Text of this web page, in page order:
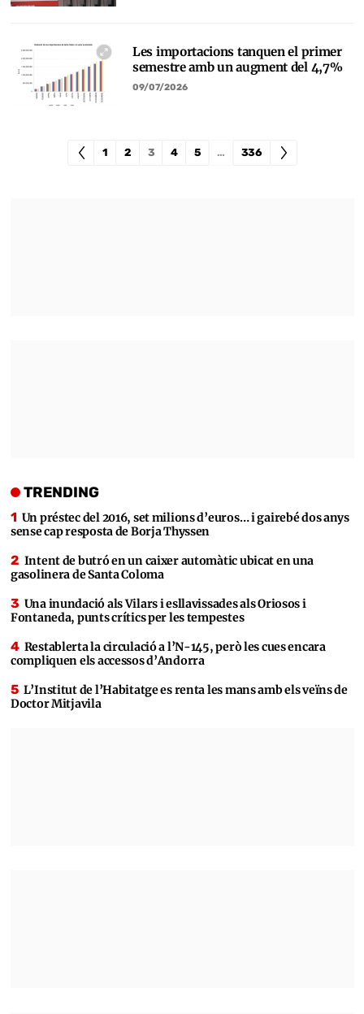
Les importacions tanquen el primer
semestre amb un augment del 4,7%
09/07/2026
1 2 3 4 5 … 336
TRENDING
Un préstec del 2016, set milions d’euros… i gairebé dos anys
sense cap resposta de Borja Thyssen
Intent de butró en un caixer automàtic ubicat en una
gasolinera de Santa Coloma
Una inundació als Vilars i esllavissades als Oriosos i
Fontaneda, punts crítics per les tempestes
Restablerta la circulació a l’N-145, però les cues encara
compliquen els accessos d’Andorra
L’Institut de l’Habitatge es renta les mans amb els veïns de
Doctor Mitjavila